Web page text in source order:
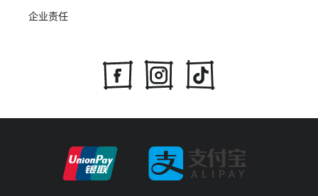
企业责任